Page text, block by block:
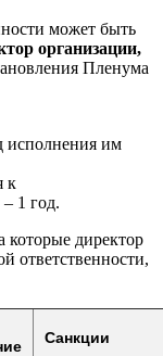
может быть
организации,
Пленума
исполнения им
к
1 год.
которые директор
ответственности,
Санкции